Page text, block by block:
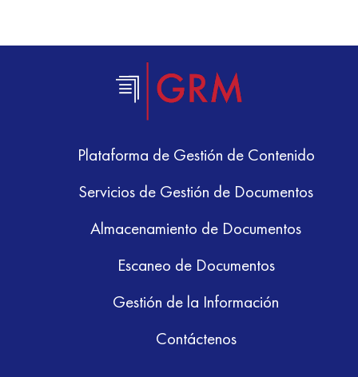
Plataforma de Gestión de Contenido
Servicios de Gestión de Documentos
Almacenamiento de Documentos
Escaneo de Documentos
Gestión de la Información
Contáctenos